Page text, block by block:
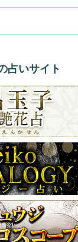
占いサイト